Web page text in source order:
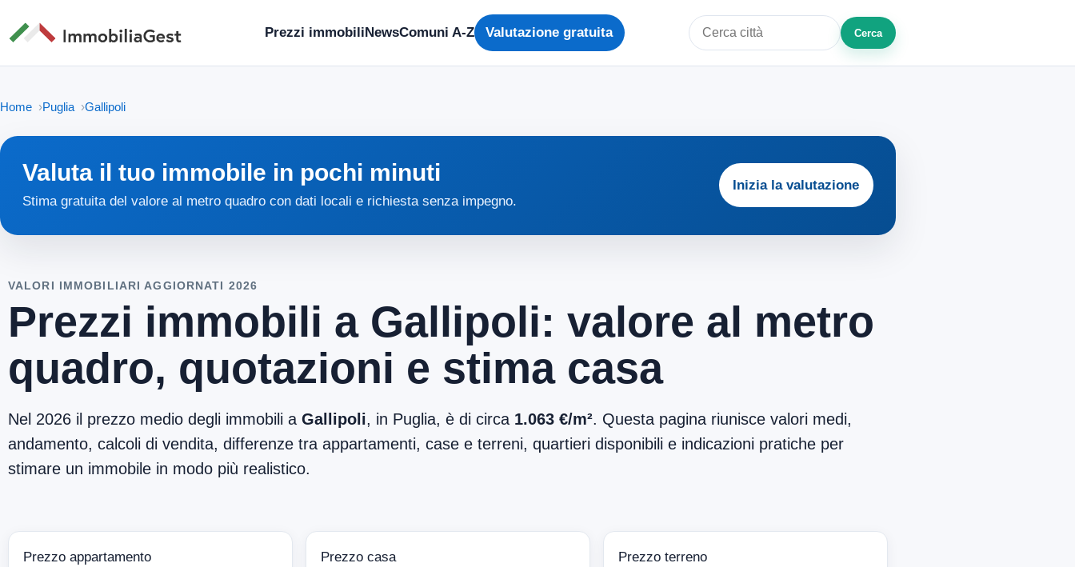
Prezzi immobiliNewsComuni A-Z Valutazione gratuita
Cerca città o zona
Cerca
Home Puglia Gallipoli
Valuta il tuo immobile in pochi minuti
Stima gratuita del valore al metro quadro con dati locali e richiesta senza impegno.
Inizia la valutazione
VALORI IMMOBILIARI AGGIORNATI 2026
Prezzi immobili a Gallipoli: valore al metro
quadro, quotazioni e stima casa
Nel 2026 il prezzo medio degli immobili a Gallipoli, in Puglia, è di circa 1.063 €/m². Questa pagina riunisce valori medi,
andamento, calcoli di vendita, differenze tra appartamenti, case e terreni, quartieri disponibili e indicazioni pratiche per
stimare un immobile in modo più realistico.
Prezzo appartamento Prezzo casa Prezzo terreno